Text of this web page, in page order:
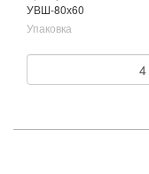
УВШ-80х60
Упаковка